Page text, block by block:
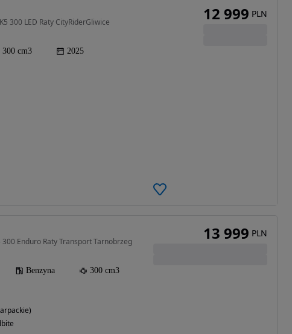
300 LED Raty CityRiderGliwice
300 cm3 2025
12 999 PLN
300 Enduro Raty Transport Tarnobrzeg
Benzyna
300 cm3
13 999 PLN